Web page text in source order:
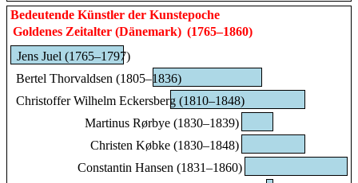
Bedeutende Künstler der Kunstepoche
Goldenes Zeitalter (Dänemark) (1765–1860)
Jens Juel (1765–1797)
Bertel Thorvaldsen (1805–1836)
Christoffer Wilhelm Eckersberg (1810–1848)
Martinus Rørbye (1830–1839)
Christen Købke (1830–1848)
Constantin Hansen (1831–1860)